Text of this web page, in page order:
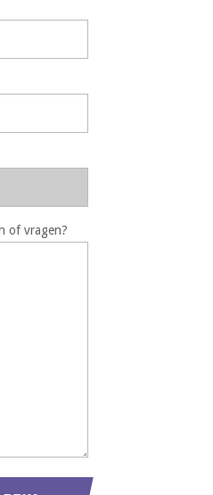
of vragen?